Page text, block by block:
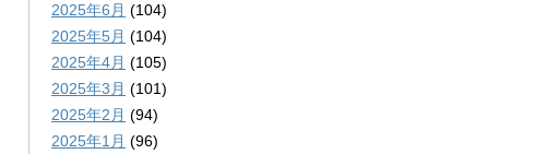
2025年6月 (104)
2025年5月 (104)
2025年4月 (105)
2025年3月 (101)
2025年2月 (94)
2025年1月 (96)